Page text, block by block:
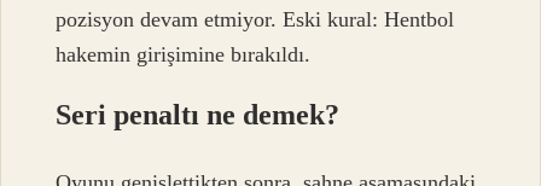
pozisyon devam etmiyor. Eski kural: Hentbol
hakemin girişimine bırakıldı.
Seri penaltı ne demek?